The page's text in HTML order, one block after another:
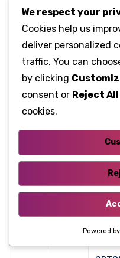
F9 30
We respect your
Cookies help us
deliver personalized
traffic. You can
by clicking
consent or Reject All
cookies.
Powered by